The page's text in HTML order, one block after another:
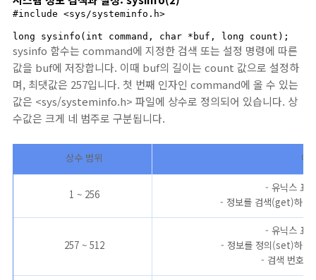
#include <sys/systeminfo.h>
long sysinfo(int command, char *buf, long count);
sysinfo 함수는 command에 지정한 검색 또는 설정 명령에 따른
값을 buf에 저장합니다. 이때 buf의 길이는 count 값으로 설정하
며, 최댓값은 257입니다. 첫 번째 인자인 command에 올 수 있는
값은 <sys/systeminfo.h> 파일에 상수로 정의되어 있습니다. 상
수값은 크게 네 범주로 구분됩니다.
상수 범위 예
1 ~ 256
- 유닉스 표
- 정보를 검색(get)하는
257 ~ 512
- 유닉스 표
- 정보를 정의(set)하는
- 검색 번호 +